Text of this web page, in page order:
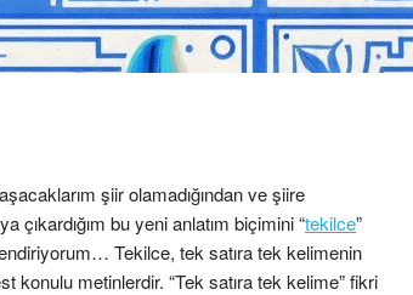
şiir olamadığından ve şiire
çıkardığım bu yeni anlatım biçimini “tekilce”
Tekilce, tek satıra tek kelimenin
konulu metinlerdir. “Tek satıra tek kelime” fikri